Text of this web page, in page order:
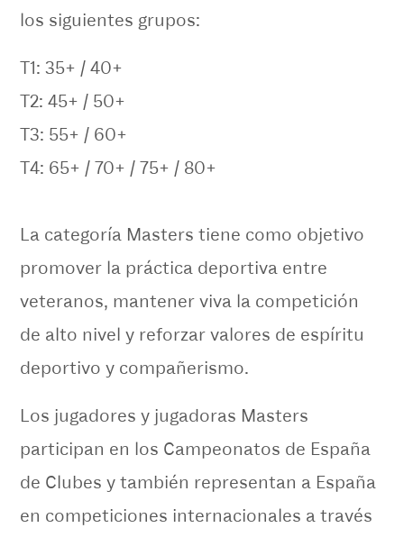
los siguientes grupos:
T1: 35+ / 40+
T2: 45+ / 50+
T3: 55+ / 60+
T4: 65+ / 70+ / 75+ / 80+
La categoría Masters tiene como objetivo
promover la práctica deportiva entre
veteranos, mantener viva la competición
de alto nivel y reforzar valores de espíritu
deportivo y compañerismo.
Los jugadores y jugadoras Masters
participan en los Campeonatos de España
de Clubes y también representan a España
en competiciones internacionales a través